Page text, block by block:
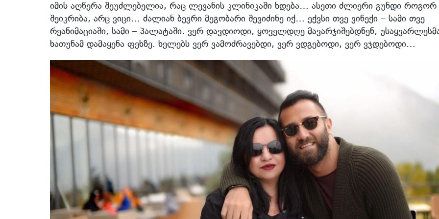
იმის აღწერა შეუძლებელია, რაც ლევანის კლინიკაში ხდება… ასეთი ძლიერი გუნდი როგორ
შეიკრიბა, არც ვიცი… ძალიან ბევრი მეგობარი შევიძინე იქ… ექვსი თვე ვიწექი – სამი თვე
რეანიმაციაში, სამი – პალატაში. ვერ დავდიოდი, ყოველდღე მავარჯიშებდნენ,
ხათუნამ დამაყენა ფეხზე. ხელებს ვერ ვამოძრავებდი, ვერ ვდგებოდი, ვერ ვჯდებოდი…